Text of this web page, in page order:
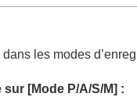
les modes
sur [Mode P/A/S/M] :